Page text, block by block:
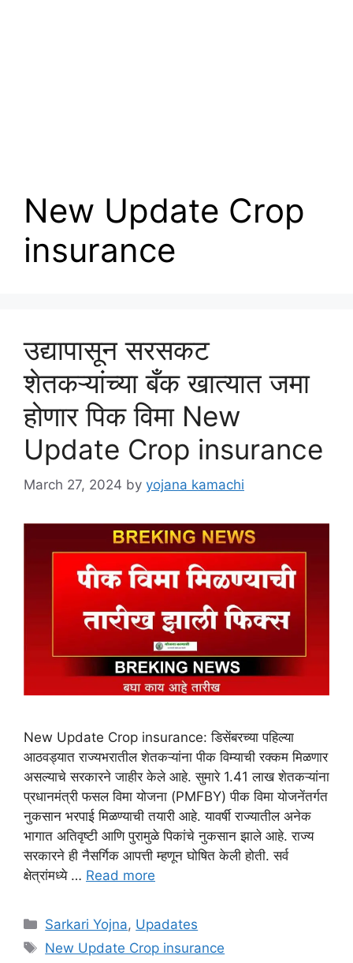
New Update Crop
insurance
उद्यापासून सरसकट
शेतकऱ्यांच्या बँक खात्यात जमा
होणार पिक विमा New
Update Crop insurance
March 27, 2024 by yojana kamachi
New Update Crop insurance: डिसेंबरच्या पहिल्या
आठवड्यात राज्यभरातील शेतकऱ्यांना पीक विम्याची रक्कम मिळणार
असल्याचे सरकारने जाहीर केले आहे. सुमारे 1.41 लाख शेतकऱ्यांना
प्रधानमंत्री फसल विमा योजना (PMFBY) पीक विमा योजनेंतर्गत
नुकसान भरपाई मिळण्याची तयारी आहे. यावर्षी राज्यातील अनेक
भागात अतिवृष्टी आणि पुरामुळे पिकांचे नुकसान झाले आहे. राज्य
सरकारने ही नैसर्गिक आपत्ती म्हणून घोषित केली होती. सर्व
क्षेत्रांमध्ये … Read more
Categories
Sarkari Yojna, Upadates
Tags
New Update Crop insurance